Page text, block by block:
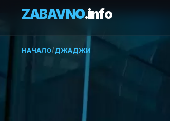
ZABAVNO.info
НАЧАЛО/ДЖАДЖИ